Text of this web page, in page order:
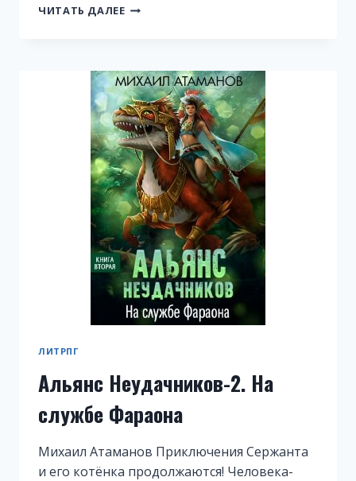
ЧИТАТЬ ДАЛЕЕ ТЁМНЫЙ
ЛИТРПГ
Альянс Неудачников-2. На
службе Фараона
Михаил Атаманов Приключения Сержанта
и его котёнка продолжаются! Человека-